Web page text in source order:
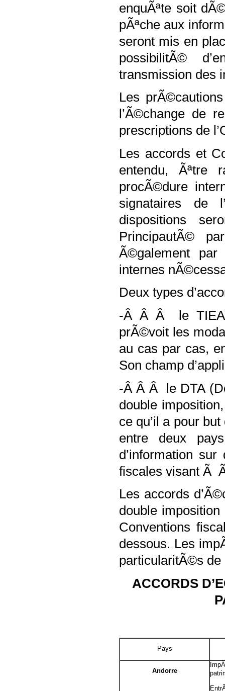
enquÃªte soit
pÃªche aux
seront mis en
possibilitÃ©
transmission des
Les
l’Ã©change de
prescriptions de
Les accords et
entendu, Ãªtre
procÃ©dure
signataires de
dispositions
PrincipautÃ©
Ã©galement
internes
Deux types
-Â Â Â le TIEA
prÃ©voit les
au cas par cas,
Son champ
-Â Â Â le DTA
double
ce qu’il a pour
entre deux
d’information
fiscales visant Ã
Les accords
double
Conventions
dessous. Les
particularitÃ©s de
ACCORDS
Pays
Andorre